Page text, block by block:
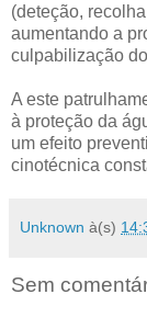
(deteção,
aumentando a
culpabilização
A este
à proteção da
um efeito
cinotécnica
Unknown à(s)
Sem